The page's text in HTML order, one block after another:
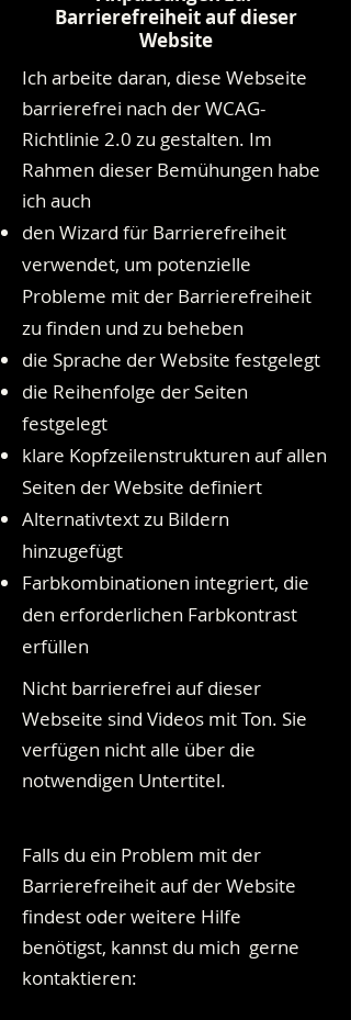
Barrierefreiheit auf dieser
Website
Ich arbeite daran, diese Webseite
barrierefrei nach der WCAG-
Richtlinie 2.0 zu gestalten. Im
Rahmen dieser Bemühungen habe
ich auch
den Wizard für Barrierefreiheit
verwendet, um potenzielle
Probleme mit der Barrierefreiheit
zu finden und zu beheben
die Sprache der Website festgelegt
die Reihenfolge der Seiten
festgelegt
klare Kopfzeilenstrukturen auf allen
Seiten der Website definiert
Alternativtext zu Bildern
hinzugefügt
Farbkombinationen integriert, die
den erforderlichen Farbkontrast
erfüllen
Nicht barrierefrei auf dieser
Webseite sind Videos mit Ton. Sie
verfügen nicht alle über die
notwendigen Untertitel.
Falls du ein Problem mit der
Barrierefreiheit auf der Website
findest oder weitere Hilfe
benötigst, kannst du mich gerne
kontaktieren: